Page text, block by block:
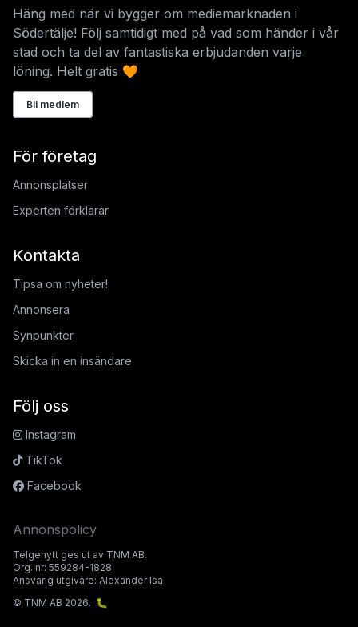
Häng med när vi bygger om mediemarknaden i
Södertälje! Följ samtidigt med på vad som händer i vår
stad och ta del av fantastiska erbjudanden varje
löning. Helt gratis 🧡
Bli medlem
För företag
Annonsplatser
Experten förklarar
Kontakta
Tipsa om nyheter!
Annonsera
Synpunkter
Skicka in en insändare
Följ oss
Instagram
TikTok
Facebook
Annonspolicy
Telgenytt ges ut av TNM AB.
Org. nr: 559284-1828
Ansvarig utgivare: Alexander Isa
© TNM AB 2026. 🐛